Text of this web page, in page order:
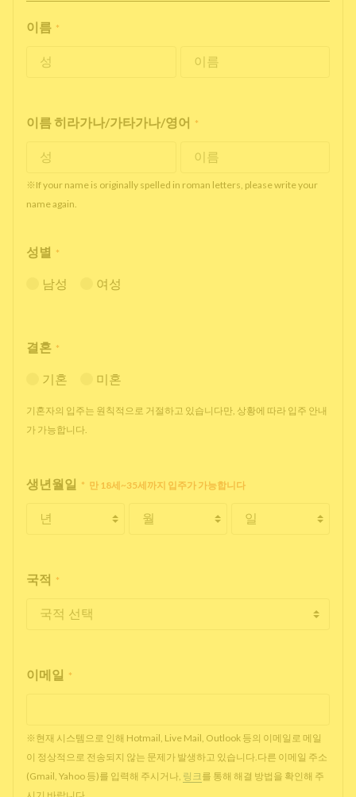
이름 *
이름 히라가나/가타가나/영어 *
※If your name is originally spelled in roman letters, please write your
name again.
성별 *
남성 여성
결혼 *
기혼 미혼
기혼자의 입주는 원칙적으로 거절하고 있습니다만, 상황에 따라 입주 안내
가 가능합니다.
생년월일 * 만 18세~35세까지 입주가 가능합니다
국적 *
이메일 *
※현재 시스템으로 인해 Hotmail, Live Mail, Outlook 등의 이메일로 메일
이 정상적으로 전송되지 않는 문제가 발생하고 있습니다.다른 이메일 주소
(Gmail, Yahoo 등)를 입력해 주시거나, 링크 를 통해 해결 방법을 확인해 주
시기 바랍니다.